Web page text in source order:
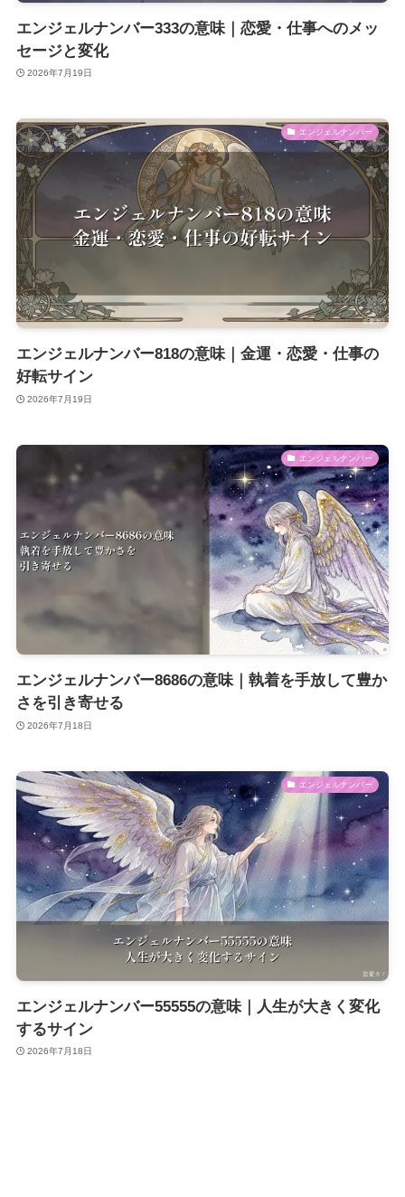
エンジェルナンバー333の意味｜恋愛・仕事へのメッ
セージと変化
2026年7月19日
エンジェルナンバー
エンジェルナンバー818の意味｜金運・恋愛・仕事の
好転サイン
2026年7月19日
エンジェルナンバー
エンジェルナンバー8686の意味｜執着を手放して豊か
さを引き寄せる
2026年7月18日
エンジェルナンバー
エンジェルナンバー55555の意味｜人生が大きく変化
するサイン
2026年7月18日